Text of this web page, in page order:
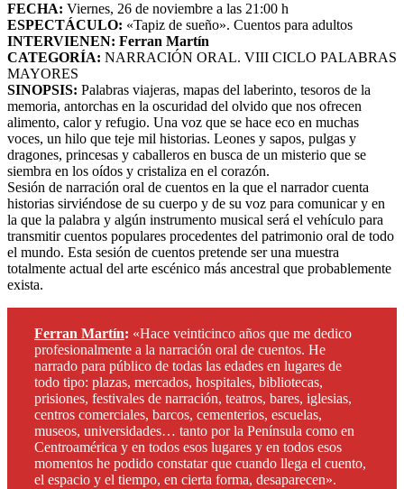
FECHA: Viernes, 26 de noviembre a las 21:00 h
ESPECTÁCULO: «Tapiz de sueño». Cuentos para adultos
INTERVIENEN: Ferran Martín
CATEGORÍA: NARRACIÓN ORAL. VIII CICLO PALABRAS
MAYORES
SINOPSIS: Palabras viajeras, mapas del laberinto, tesoros de la
memoria, antorchas en la oscuridad del olvido que nos ofrecen
alimento, calor y refugio. Una voz que se hace eco en muchas
voces, un hilo que teje mil historias. Leones y sapos, pulgas y
dragones, princesas y caballeros en busca de un misterio que se
siembra en los oídos y cristaliza en el corazón.
Sesión de narración oral de cuentos en la que el narrador cuenta
historias sirviéndose de su cuerpo y de su voz para comunicar y en
la que la palabra y algún instrumento musical será el vehículo para
transmitir cuentos populares procedentes del patrimonio oral de todo
el mundo. Esta sesión de cuentos pretende ser una muestra
totalmente actual del arte escénico más ancestral que probablemente
exista.
Ferran Martín: «Hace veinticinco años que me dedico
profesionalmente a la narración oral de cuentos. He
narrado para público de todas las edades en lugares de
todo tipo: plazas, mercados, hospitales, bibliotecas,
prisiones, festivales de narración, teatros, bares, iglesias,
centros comerciales, barcos, cementerios, escuelas,
museos, universidades… tanto por la Península como en
Centroamérica y en todos esos lugares y en todos esos
momentos he podido constatar que cuando llega el cuento,
el espacio y el tiempo, en cierta forma, desaparecen».